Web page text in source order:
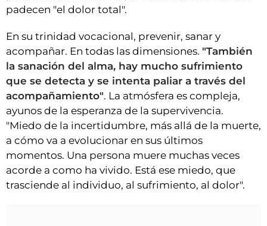
padecen "el dolor total".
En su trinidad vocacional, prevenir, sanar y
acompañar. En todas las dimensiones. "También
la sanación del alma, hay mucho sufrimiento
que se detecta y se intenta paliar a través del
acompañamiento". La atmósfera es compleja,
ayunos de la esperanza de la supervivencia.
"Miedo de la incertidumbre, más allá de la muerte,
a cómo va a evolucionar en sus últimos
momentos. Una persona muere muchas veces
acorde a como ha vivido. Está ese miedo, que
trasciende al individuo, al sufrimiento, al dolor".